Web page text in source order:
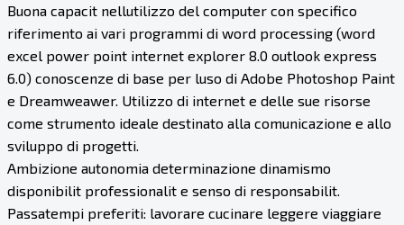
Buona capacit nellutilizzo del computer con specifico
riferimento ai vari programmi di word processing (word
excel power point internet explorer 8.0 outlook express
6.0) conoscenze di base per luso di Adobe Photoshop Paint
e Dreamweawer. Utilizzo di internet e delle sue risorse
come strumento ideale destinato alla comunicazione e allo
sviluppo di progetti.
Ambizione autonomia determinazione dinamismo
disponibilit professionalit e senso di responsabilit.
Passatempi preferiti: lavorare cucinare leggere viaggiare